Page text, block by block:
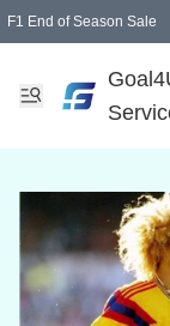
F1 End of Season Sale